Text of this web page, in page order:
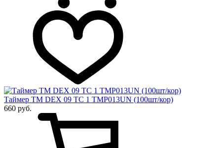
Таймер ТМ DEX 09 ТС 1 TMP013UN (100шт/кор)
660 руб.